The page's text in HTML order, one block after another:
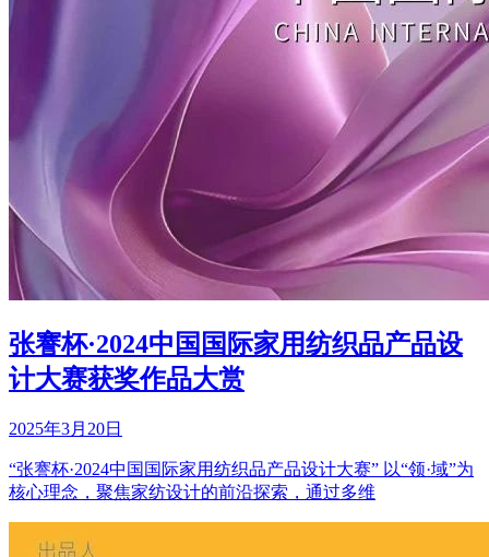
张謇杯·2024中国国际家用纺织品产品设
计大赛获奖作品大赏
2025年3月20日
“张謇杯·2024中国国际家用纺织品产品设计大赛” 以“领·域”为
核心理念，聚焦家纺设计的前沿探索，通过多维